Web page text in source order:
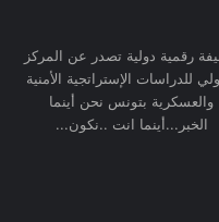
الديون، والشركات
الأسواق والموارد.
بسياسات مالية
عبر أدوات تمويل
رقمية دولية تصدر عن المركز
للدراسات الإستراتجية الأمنية
والعسكرية بتونس نحن أينما
الخبر...أينما انت ..نكون...